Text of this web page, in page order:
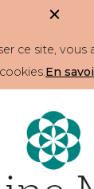
ce site,
cookies.En